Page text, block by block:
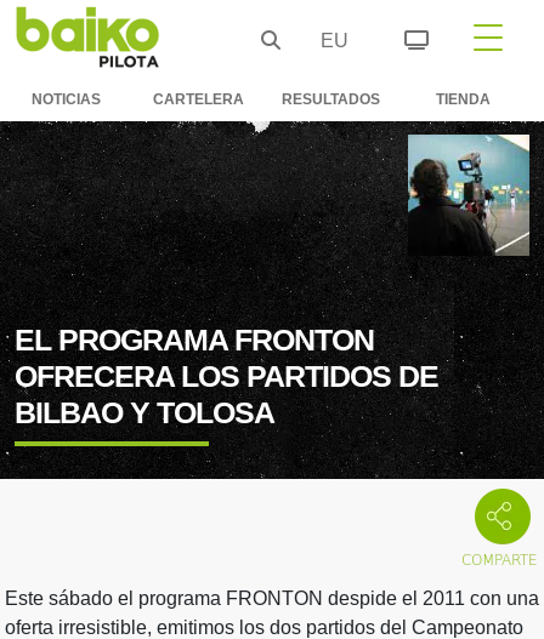
EU
NOTICIAS CARTELERA RESULTADOS TIENDA
EL PROGRAMA FRONTON
OFRECERA LOS PARTIDOS DE
BILBAO Y TOLOSA
Este sábado el programa FRONTON despide el 2011 con una
oferta irresistible, emitimos los dos partidos del Campeonato